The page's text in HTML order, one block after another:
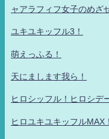
ャアラフィフ女子のめざ
ユキユキッフル3！
萌えっふる！
天にまします我ら！
ヒロシッフル！ヒロシデ
ヒロユキユキッフルMAX